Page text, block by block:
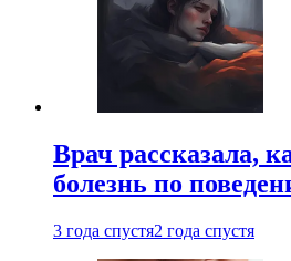
Врач рассказала,
болезнь по
3 года спустя2 года спустя